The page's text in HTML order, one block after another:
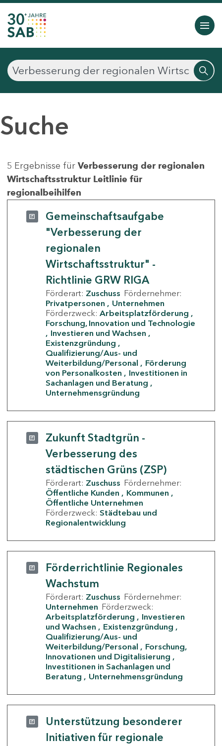
Suche
5 Ergebnisse für Verbesserung der regionalen
Wirtschaftsstruktur Leitlinie für
regionalbeihilfen
Gemeinschaftsaufgabe
"Verbesserung der
regionalen
Wirtschaftsstruktur" -
Richtlinie GRW RIGA
Förderart: Zuschuss Fördernehmer:
Privatpersonen
Unternehmen
Förderzweck: Arbeitsplatzförderung
Forschung, Innovation und Technologie
Investieren und Wachsen
Existenzgründung
Qualifizierung/Aus- und
Weiterbildung/Personal
Förderung
von Personalkosten
Investitionen in
Sachanlagen und Beratung
Unternehmensgründung
Zukunft Stadtgrün -
Verbesserung des
städtischen Grüns (ZSP)
Förderart: Zuschuss Fördernehmer:
Öffentliche Kunden
Kommunen
Öffentliche Unternehmen
Förderzweck: Städtebau und
Regionalentwicklung
Förderrichtlinie Regionales
Wachstum
Förderart: Zuschuss Fördernehmer:
Unternehmen Förderzweck:
Arbeitsplatzförderung
Investieren
und Wachsen
Existenzgründung
Qualifizierung/Aus- und
Weiterbildung/Personal
Forschung,
Innovationen und Digitalisierung
Investitionen in Sachanlagen und
Beratung
Unternehmensgründung
Unterstützung besonderer
Initiativen für regionale